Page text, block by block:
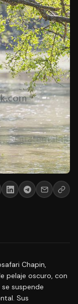
Chapin,
pelaje oscuro, con
suspende
Sus